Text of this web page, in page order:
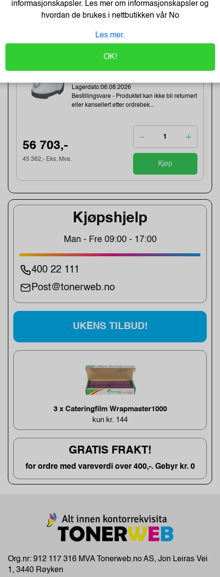
Kjøpshjelp
Man - Fre 09:00 - 17:00
400 22 111
Post@tonerweb.no
UKENS TILBUD!
3 x Cateringfilm Wrapmaster1000
kun kr. 144
GRATIS FRAKT!
for ordre med vareverdi over 400,-. Gebyr kr. 0
5 348,- Eks. Mva.
Kjøp
Nocospray 2
Varenummer:188466 /2000.001
Lagerdato:06.08.2026
Bestillingsvare - Produktet kan ikke bli returnert
eller kansellert etter ordrebek...
56 703,-
45 362,- Eks. Mva.
Kjøp
Org.nr: 912 117 316 MVA Tonerweb.no AS, Jon Leiras Vei
1, 3440 Røyken
informasjonskapsler. Les mer om informasjonskapsler og
hvordan de brukes i nettbutikken vårNo
Les mer.
OK!